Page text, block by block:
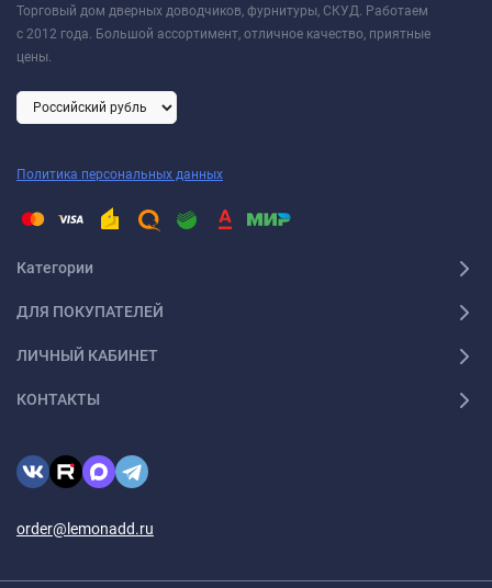
Торговый дом дверных доводчиков, фурнитуры, СКУД. Работаем
с 2012 года. Большой ассортимент, отличное качество, приятные
цены.
Политика персональных данных
Категории
ДЛЯ ПОКУПАТЕЛЕЙ
ЛИЧНЫЙ КАБИНЕТ
КОНТАКТЫ
order@lemonadd.ru